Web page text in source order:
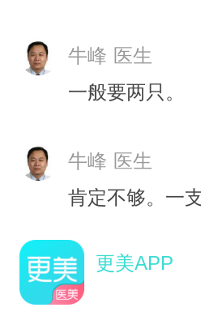
牛峰 医生
一般要两只。
牛峰 医生
肯定不够。一
更美APP